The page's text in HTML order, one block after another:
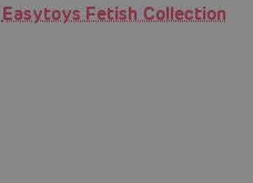
Easytoys Fetish Collection